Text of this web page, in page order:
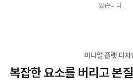
있습니다.
미니멀 플랫 디자
복잡한 요소를 버리고 본